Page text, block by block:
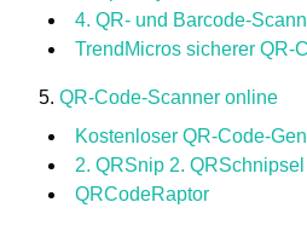
4. QR- und Barcode-
TrendMicros sicherer QR-
QR-Code-Scanner online
Kostenloser QR-Code-
2. QRSnip 2. QRSchnipsel
QRCodeRaptor